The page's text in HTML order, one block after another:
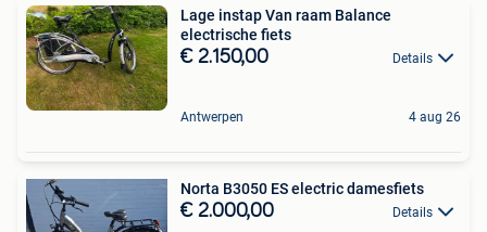
Lage instap Van raam Balance
electrische fiets
€ 2.150,00 Details
Antwerpen 4 aug 26
Norta B3050 ES electric damesfiets
€ 2.000,00 Details